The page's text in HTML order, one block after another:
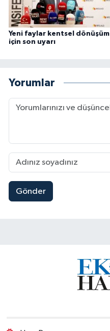
Yeni faylar kentsel dönüşüm
için son uyarı
Yorumlar
Gönder